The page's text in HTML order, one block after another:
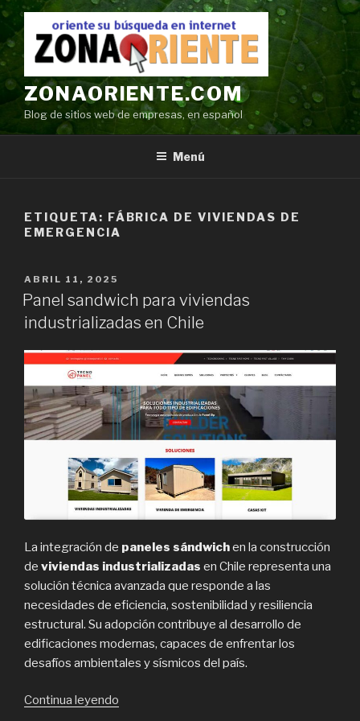
Ir
contenido
ZONAORIENTE.COM
Blog de sitios web de empresas, en español
Menú
ETIQUETA: FÁBRICA DE VIVIENDAS DE
EMERGENCIA
POSTED
ON
ABRIL 11, 2025
Panel sandwich para viviendas
industrializadas en Chile
La integración de paneles sándwichen la construcción
de viviendas industrializadas en Chile representa una
solución técnica avanzada que responde a las
necesidades de eficiencia, sostenibilidad y resiliencia
estructural. Su adopción contribuye al desarrollo de
edificaciones modernas, capaces de enfrentar los
desafíos ambientales y sísmicos del país.
Continua leyendo